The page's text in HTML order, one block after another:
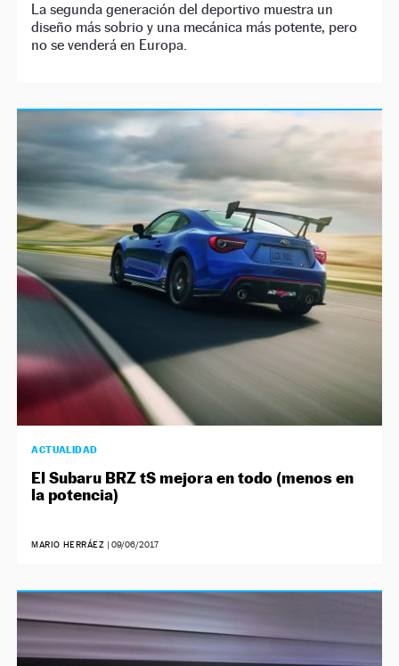
La segunda generación del deportivo muestra un
diseño más sobrio y una mecánica más potente, pero
no se venderá en Europa.
ACTUALIDAD
El Subaru BRZ tS mejora en todo (menos en
la potencia)
MARIO HERRÁEZ | 09/06/2017